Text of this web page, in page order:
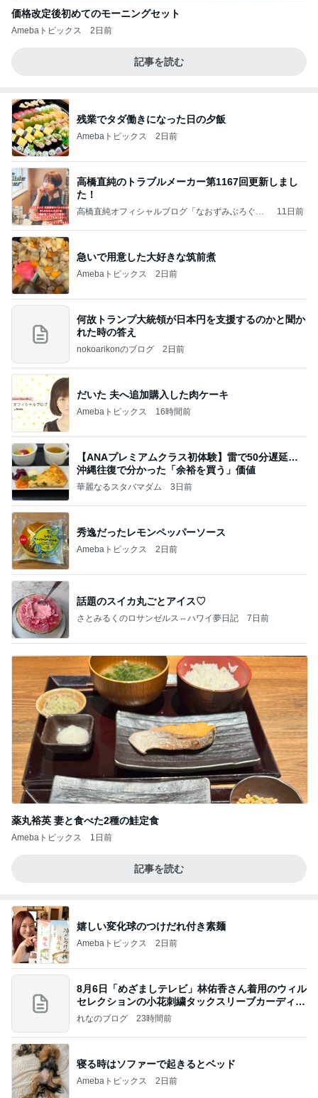
価格改定後初めてのモーニングセット
Amebaトピックス 2日前
記事を読む
残業でタダ働きになった日の夕飯
Amebaトピックス 2日前
高橋直純のトラブルメーカー第1167回更新しまし
た！
高橋直純オフィシャルブログ「なおずみぶろぐ」
11日前
急いで用意した大好きな筑前煮
Amebaトピックス 2日前
何故トランプ大統領が日本円を支援するのかと聞か
れた時の答え
nokoarikonのブログ 2日前
だいた 夫へ追加購入した肉ケーキ
Amebaトピックス 16時間前
【ANAプレミアムクラス初体験】雷で50分遅延…
沖縄往復で分かった「余裕を買う」価値
華麗なるスタバマダム 3日前
秀逸だったレモンペッパーソース
Amebaトピックス 2日前
話題のスイカ丸ごとアイス♡
さとみるくのロサンゼルス⇔ハワイ夢日記 7日前
薬丸裕英 妻と食べた2種の鮭定食
Amebaトピックス 1日前
記事を読む
嬉しい変化球のつけだれ付き素麺
Amebaトピックス 2日前
8月6日「めざましテレビ」林佑香さん着用のウィル
セレクションの小花刺繍タックスリーブカーディガ
ン
れなのブログ 23時間前
寝る時はソファーで起きるとベッド
Amebaトピックス 2日前